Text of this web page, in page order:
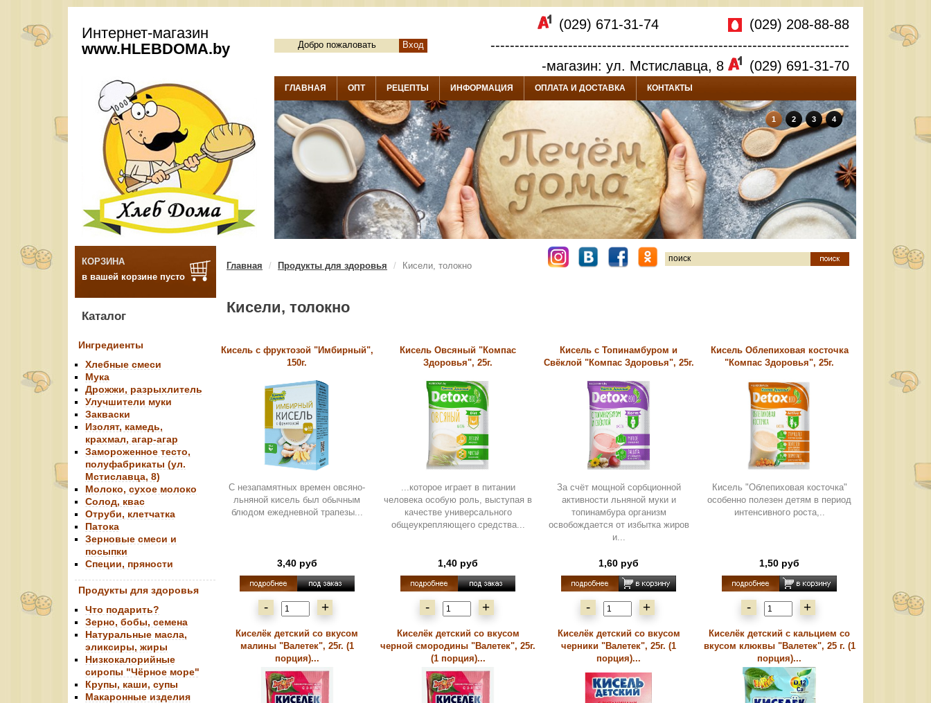
Интернет-магазин
www.HLEBDOMA.by Добро пожаловать Вход
(029) 671-31-74
(029) 208-88-88
--------------------------------------------------------------------------
-магазин: ул. Мстиславца, 8
(029) 691-31-70
ГЛАВНАЯ ОПТ РЕЦЕПТЫ ИНФОРМАЦИЯ ОПЛАТА И ДОСТАВКА КОНТАКТЫ
1 2 3 4
КОРЗИНА
в вашей корзине пусто
Каталог
Ингредиенты
Хлебные смеси
Мука
Дрожжи, разрыхлитель
Улучшители муки
Закваски
Изолят, камедь,
крахмал, агар-агар
Замороженное тесто,
полуфабрикаты (ул.
Мстиславца, 8)
Молоко, сухое молоко
Солод, квас
Отруби, клетчатка
Патока
Зерновые смеси и
посыпки
Специи, пряности
Продукты для здоровья
Что подарить?
Зерно, бобы, семена
Натуральные масла,
эликсиры, жиры
Низкокалорийные
сиропы "Чёрное море"
Крупы, каши, супы
Макаронные изделия
Главная Продукты для здоровья Кисели, толокно
Кисели, толокно
Кисель с фруктозой "Имбирный",
150г.
С незапамятных времен овсяно-
льняной кисель был обычным
блюдом ежедневной трапезы...
3,40 руб
- +
Кисель Овсяный "Компас
Здоровья", 25г.
...которое играет в питании
человека особую роль, выступая в
качестве универсального
общеукрепляющего средства...
1,40 руб
- +
Кисель с Топинамбуром и
Свёклой "Компас Здоровья", 25г.
За счёт мощной сорбционной
активности льняной муки и
топинамбура организм
освобождается от избытка жиров
и...
1,60 руб
- +
Кисель Облепиховая косточка
"Компас Здоровья", 25г.
Кисель "Облепиховая косточка"
особенно полезен детям в период
интенсивного роста,..
1,50 руб
- +
Киселёк детский со вкусом
малины "Валетек", 25г. (1
порция)...
Киселёк детский со вкусом
черной смородины "Валетек", 25г.
(1 порция)...
Киселёк детский со вкусом
черники "Валетек", 25г. (1
порция)...
Киселёк детский с кальцием со
вкусом клюквы "Валетек", 25 г. (1
порция)...